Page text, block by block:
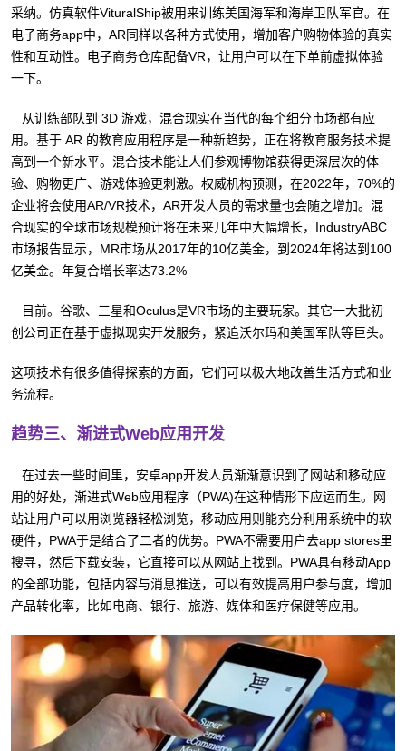
采纳。仿真软件VituralShip被用来训练美国海军和海岸卫队军官。在
电子商务app中，AR同样以各种方式使用，增加客户购物体验的真实
性和互动性。电子商务仓库配备VR，让用户可以在下单前虚拟体验
一下。
从训练部队到 3D 游戏，混合现实在当代的每个细分市场都有应
用。基于 AR 的教育应用程序是一种新趋势，正在将教育服务技术提
高到一个新水平。混合技术能让人们参观博物馆获得更深层次的体
验、购物更广、游戏体验更刺激。权威机构预测，在2022年，70%的
企业将会使用AR/VR技术，AR开发人员的需求量也会随之增加。混
合现实的全球市场规模预计将在未来几年中大幅增长，IndustryABC
市场报告显示，MR市场从2017年的10亿美金，到2024年将达到100
亿美金。年复合增长率达73.2%
目前。谷歌、三星和Oculus是VR市场的主要玩家。其它一大批初
创公司正在基于虚拟现实开发服务，紧追沃尔玛和美国军队等巨头。
这项技术有很多值得探索的方面，它们可以极大地改善生活方式和业
务流程。
趋势三、渐进式Web应用开发
在过去一些时间里，安卓app开发人员渐渐意识到了网站和移动应
用的好处，渐进式Web应用程序（PWA)在这种情形下应运而生。网
站让用户可以用浏览器轻松浏览，移动应用则能充分利用系统中的软
硬件，PWA于是结合了二者的优势。PWA不需要用户去app stores里
搜寻，然后下载安装，它直接可以从网站上找到。PWA具有移动App
的全部功能，包括内容与消息推送，可以有效提高用户参与度，增加
产品转化率，比如电商、银行、旅游、媒体和医疗保健等应用。